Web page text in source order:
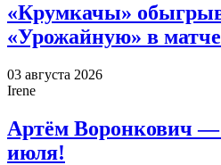
«Крумкачы»
«Урожайную» в
03 августа 2026
Irene
Артём Воронкович
июля!